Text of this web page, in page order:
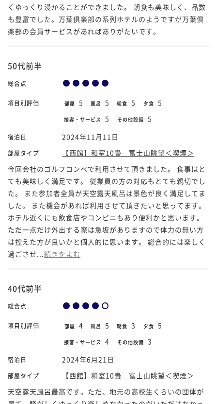
くゆっくり浸かることができました。 朝食も美味しく、品数
も豊富でした。万葉倶楽部の系列ホテルのようですが万葉倶
楽部の会員サービスがあればありがたいです。
50代前半
総合点
項目別評価 部屋 5 風呂 5 朝食 5 夕食 5
接客・サービス 5 その他設備 5
宿泊日 2024年11月11日
部屋タイプ
【西館】和室10畳 富士山眺望＜喫煙＞
今回会社のゴルフコンペで利用させて頂きました。 食事はと
ても美味しく満足です。 従業員の方の対応もとても親切でし
た。 また参加者全員が天空露天風呂は景色が良く満足してま
した。 また機会があれば利用させて頂きたいと思ってます。
ホテル近くにも飲食店やコンビニもあり便利かと思います。
ただ一点だけ外出する際は急坂がありますので体力の無い方
は控えた方が良いかと個人的に思います。 総合的には楽しく
過ごさせ... 続きをよむ
40代前半
総合点
項目別評価 部屋 4 風呂 5 朝食 3 夕食 5
接客・サービス 4 その他設備 3
宿泊日 2024年6月21日
部屋タイプ
【西館】和室10畳 富士山眺望＜喫煙＞
天空露天風呂最高です。ただ、地元の高校生くらいの団体が